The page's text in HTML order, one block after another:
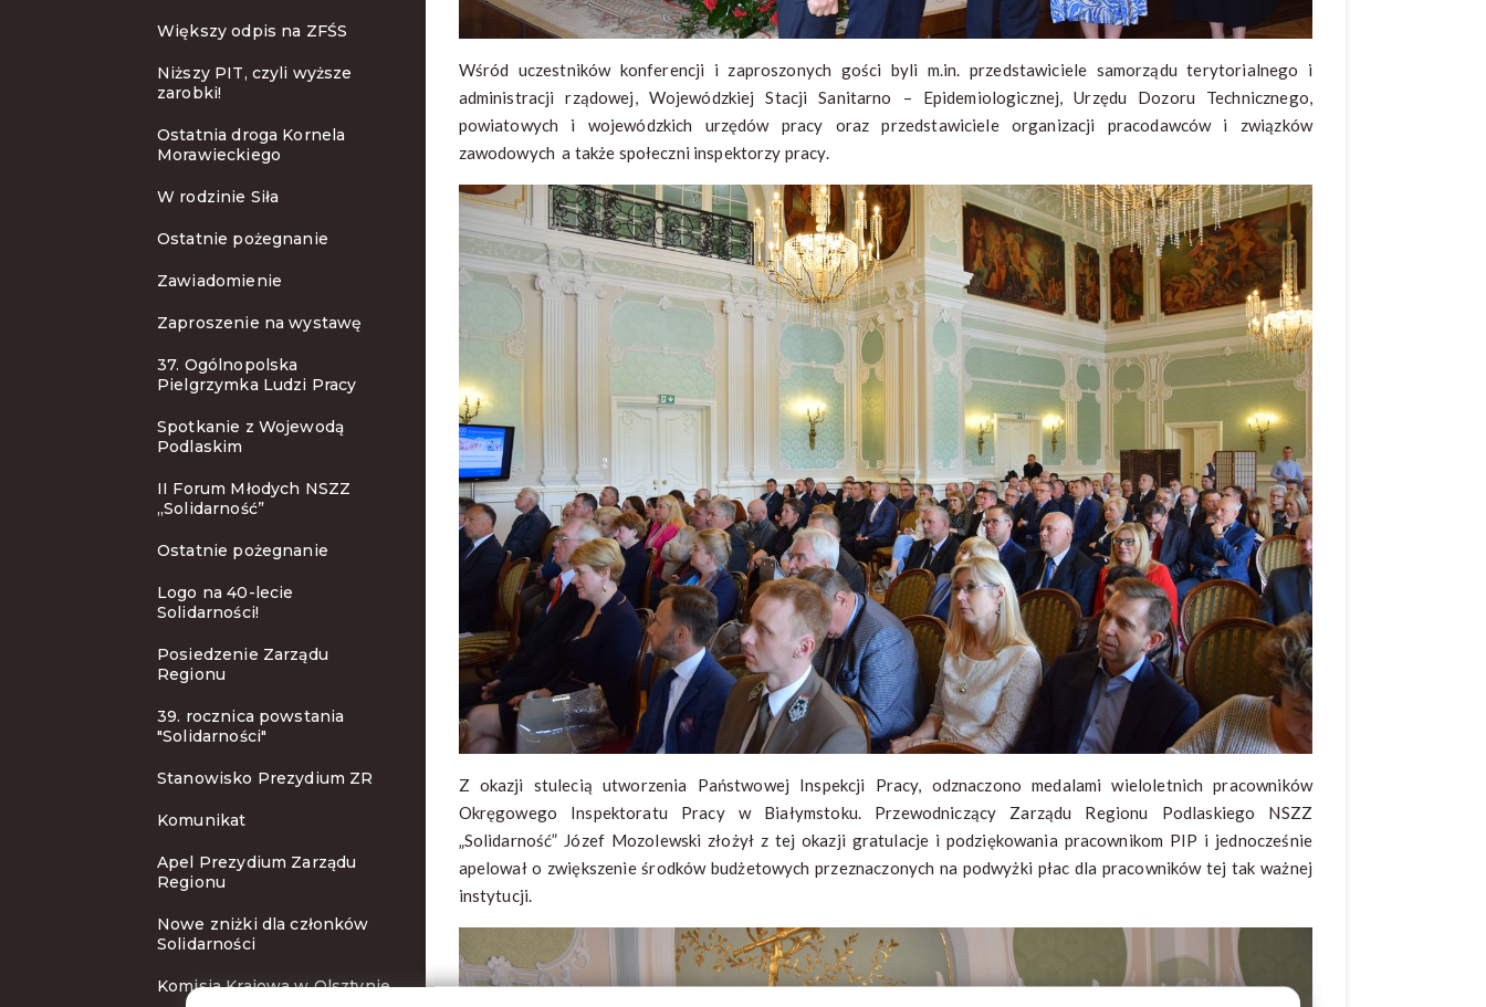
Większy odpis na ZFŚS
Niższy PIT, czyli wyższe
zarobki!
Ostatnia droga Kornela
Morawieckiego
W rodzinie Siła
Ostatnie pożegnanie
Zawiadomienie
Zaproszenie na wystawę
37. Ogólnopolska
Pielgrzymka Ludzi Pracy
Spotkanie z Wojewodą
Podlaskim
II Forum Młodych NSZZ
„Solidarność”
Ostatnie pożegnanie
Logo na 40-lecie
Solidarności!
Posiedzenie Zarządu
Regionu
39. rocznica powstania
"Solidarności"
Stanowisko Prezydium ZR
Komunikat
Apel Prezydium Zarządu
Regionu
Nowe zniżki dla członków
Solidarności
Komisja Krajowa w Olsztynie
Wśród uczestników konferencji i zaproszonych gości byli m.in. przedstawiciele samorządu terytorialnego i
administracji rządowej, Wojewódzkiej Stacji Sanitarno – Epidemiologicznej, Urzędu Dozoru Technicznego,
powiatowych i wojewódzkich urzędów pracy oraz przedstawiciele organizacji pracodawców i związków
zawodowych a także społeczni inspektorzy pracy.
Z okazji stulecią utworzenia Państwowej Inspekcji Pracy, odznaczono medalami wieloletnich pracowników
Okręgowego Inspektoratu Pracy w Białymstoku. Przewodniczący Zarządu Regionu Podlaskiego NSZZ
„Solidarność” Józef Mozolewski złożył z tej okazji gratulacje i podziękowania pracownikom PIP i jednocześnie
apelował o zwiększenie środków budżetowych przeznaczonych na podwyżki płac dla pracowników tej tak ważnej
instytucji.